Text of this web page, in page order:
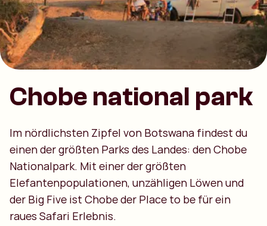
Chobe national park
Im nördlichsten Zipfel von Botswana findest du
einen der größten Parks des Landes: den Chobe
Nationalpark. Mit einer der größten
Elefantenpopulationen, unzähligen Löwen und
der Big Five ist Chobe der Place to be für ein
raues Safari Erlebnis.